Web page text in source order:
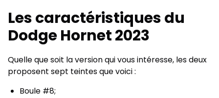
Les caractéristiques du
Dodge Hornet 2023
Quelle que soit la version qui vous intéresse, les deux
proposent sept teintes que voici :
Boule #8;